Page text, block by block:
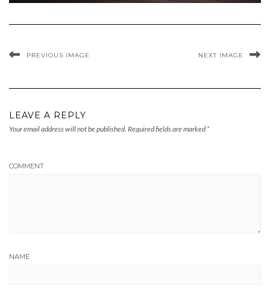
PREVIOUS IMAGE NEXT IMAGE
LEAVE A REPLY
Your email address will not be published. Required fields are marked *
COMMENT
NAME